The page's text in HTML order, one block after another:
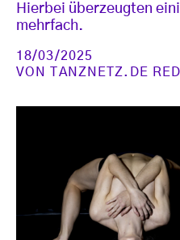
Hierbei überzeugten
mehrfach.
18/03/2025
VON
TANZNETZ.DE